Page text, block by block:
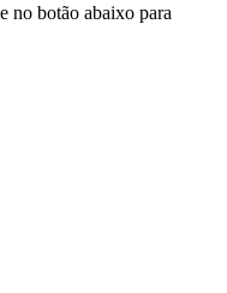
no botão abaixo para